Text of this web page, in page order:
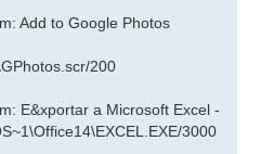
Add to Google Photos
200
E&xportar a Microsoft Excel -
3000